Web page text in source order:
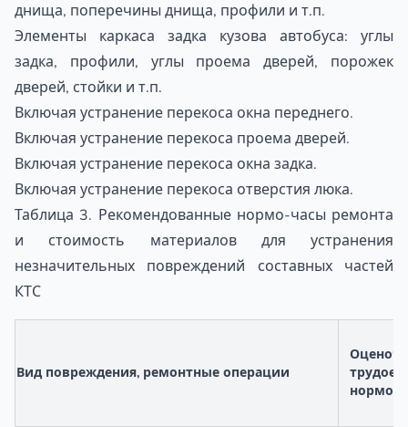
днища, поперечины днища, профили и т.п.
Элементы каркаса задка кузова автобуса: углы
задка, профили, углы проема дверей, порожек
дверей, стойки и т.п.
Включая устранение перекоса окна переднего.
Включая устранение перекоса проема дверей.
Включая устранение перекоса окна задка.
Включая устранение перекоса отверстия люка.
Таблица 3. Рекомендованные нормо-часы ремонта
и стоимость материалов для устранения
незначительных повреждений составных частей
КТС
Вид повреждения, ремонтные операции
нормо-